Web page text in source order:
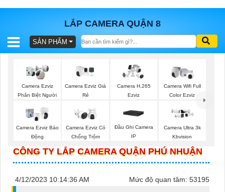
LẮP CAMERA QUẬN 8
BÁO
TRỌN
GÓI
SẢN
TƯ
SẢN PHẨM
Camera Ezviz
Phân Biệt Người
Camera Ezviz Giá
Rẻ
Camera H.265
Ezviz
Camera Wifi Full
Color Ezviz
Camera Ezviz Báo
Động
Camera Ezviz Có
Chống Trộm
Đầu Ghi Camera
IP
Camera Ultra 3k
Kbvision
CÔNG TY LẮP CAMERA QUẬN PHÚ NHUẬN
4/12/2023 10:14:36 AM Mức độ quan tâm: 53195